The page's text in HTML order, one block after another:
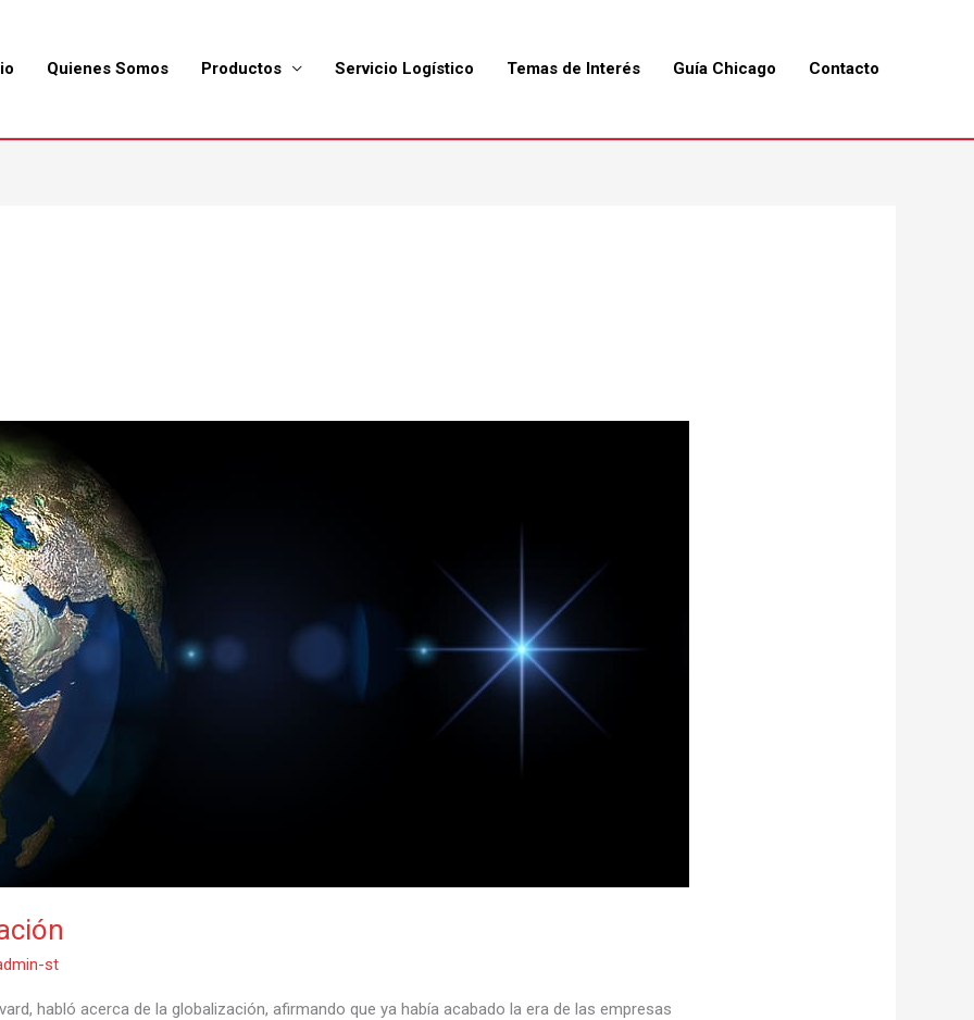
Quienes Somos Productos Servicio Logístico Temas de Interés Guía Chicago Contacto
st
habló acerca de la globalización, afirmando que ya había acabado la era de las empresas